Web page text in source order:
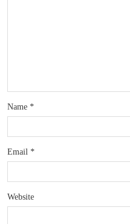
Name *
Email *
Website